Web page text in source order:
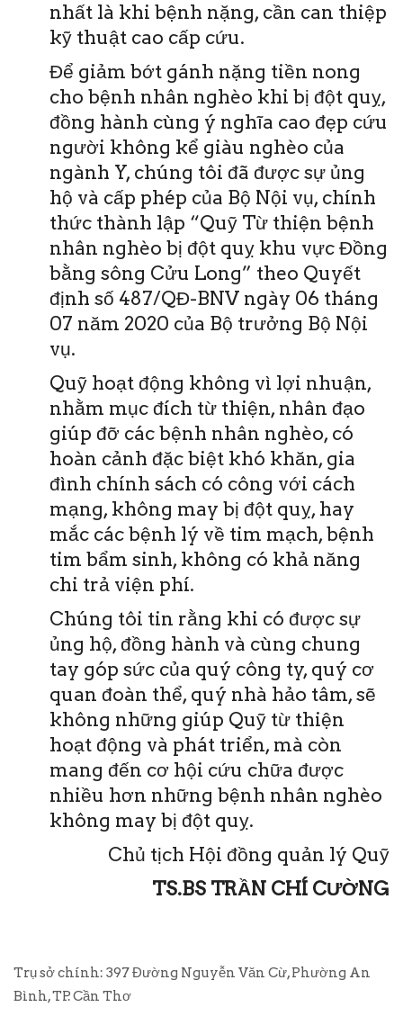
nhất là khi bệnh nặng, cần can thiệp
kỹ thuật cao cấp cứu.
Để giảm bớt gánh nặng tiền nong
cho bệnh nhân nghèo khi bị đột quỵ,
đồng hành cùng ý nghĩa cao đẹp cứu
người không kể giàu nghèo của
ngành Y, chúng tôi đã được sự ủng
hộ và cấp phép của Bộ Nội vụ, chính
thức thành lập “Quỹ Từ thiện bệnh
nhân nghèo bị đột quỵ khu vực Đồng
bằng sông Cửu Long” theo Quyết
định số 487/QĐ-BNV ngày 06 tháng
07 năm 2020 của Bộ trưởng Bộ Nội
vụ.
Quỹ hoạt động không vì lợi nhuận,
nhằm mục đích từ thiện, nhân đạo
giúp đỡ các bệnh nhân nghèo, có
hoàn cảnh đặc biệt khó khăn, gia
đình chính sách có công với cách
mạng, không may bị đột quỵ, hay
mắc các bệnh lý về tim mạch, bệnh
tim bẩm sinh, không có khả năng
chi trả viện phí.
Chúng tôi tin rằng khi có được sự
ủng hộ, đồng hành và cùng chung
tay góp sức của quý công ty, quý cơ
quan đoàn thể, quý nhà hảo tâm, sẽ
không những giúp Quỹ từ thiện
hoạt động và phát triển, mà còn
mang đến cơ hội cứu chữa được
nhiều hơn những bệnh nhân nghèo
không may bị đột quỵ.
Chủ tịch Hội đồng quản lý Quỹ
TS.BS TRẦN CHÍ CƯỜNG
Trụ sở chính: 397 Đường Nguyễn Văn Cừ, Phường An
Bình, TP. Cần Thơ